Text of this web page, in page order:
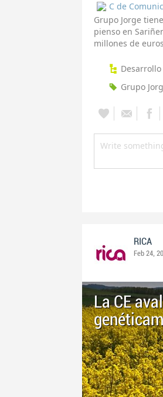
C de
Grupo Jorge
pienso en
millones de
Grupo
RICA
Feb 24,
La CE